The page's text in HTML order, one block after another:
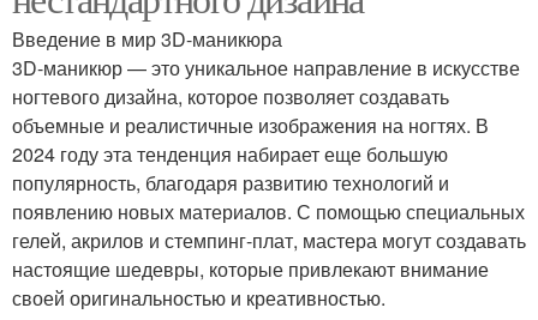
Введение в мир 3D-маникюра
3D-маникюр — это уникальное направление в искусстве
ногтевого дизайна, которое позволяет создавать
объемные и реалистичные изображения на ногтях. В
2024 году эта тенденция набирает еще большую
популярность, благодаря развитию технологий и
появлению новых материалов. С помощью специальных
гелей, акрилов и стемпинг-плат, мастера могут создавать
настоящие шедевры, которые привлекают внимание
своей оригинальностью и креативностью.